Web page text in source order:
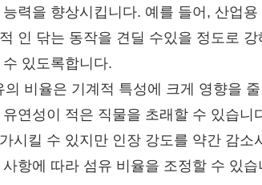
력을 향상시킵니다. 예를 들어, 산업
인 닦는 동작을 견딜 수있을 정도로
있도록합니다.
의 비율은 기계적 특성에 크게 영향을
연성이 적은 직물을 초래할 수 있습니
시킬 수 있지만 인장 강도를 약간 감
항에 따라 섬유 비율을 조정할 수 있습